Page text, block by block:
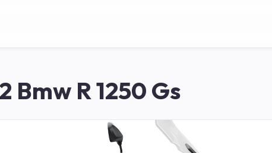
Bmw R 1250 Gs